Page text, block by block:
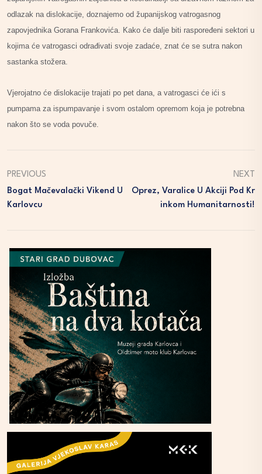
odlazak na dislokacije, doznajemo od županijskog vatrogasnog
zapovjednika Gorana Frankovića. Kako će dalje biti raspoređeni sektori u
kojima će vatrogasci odrađivati svoje zadaće, znat će se sutra nakon
sastanka stožera.
Vjerojatno će dislokacije trajati po pet dana, a vatrogasci će ići s
pumpama za ispumpavanje i svom ostalom opremom koja je potrebna
nakon što se voda povuče.
PREVIOUS
Bogat Mačevalački Vikend U
Karlovcu
NEXT
Oprez, Varalice U Akciji Pod Kr
Inkom Humanitarnosti!